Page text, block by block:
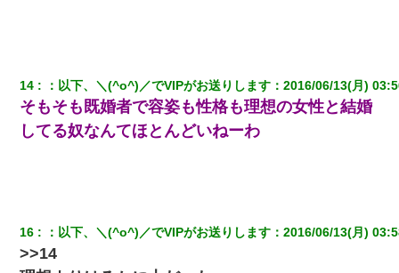
14 ： 以下、＼(^o^)／でVIPがお送りします ：2016/06/13(月)
そもそも既婚者で容姿も性格も理想の女性と結婚
してる奴なんてほとんどいねーわ
16 ： 以下、＼(^o^)／でVIPがお送りします ：2016/06/13(月)
>>14